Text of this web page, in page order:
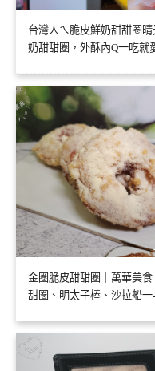
台灣人ㄟ脆皮鮮奶甜甜圈
奶甜甜圈，外酥內Q一吃就
金圈脆皮甜甜圈｜萬華美
甜圈、明太子棒、沙拉船一